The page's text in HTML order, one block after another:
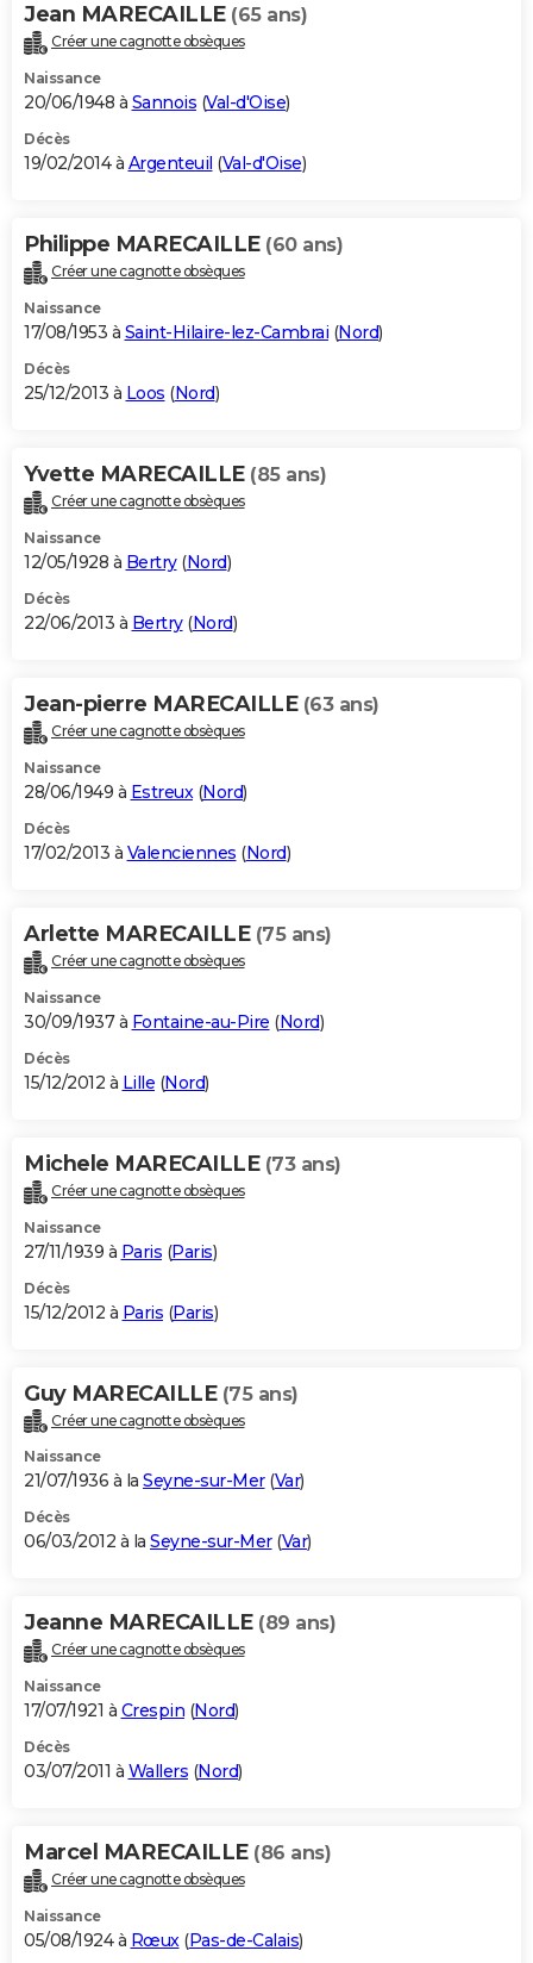
Jean MARECAILLE (65 ans)
Créer une cagnotte obsèques
Naissance
20/06/1948 à Sannois (Val-d'Oise)
Décès
19/02/2014 à Argenteuil (Val-d'Oise)
Philippe MARECAILLE (60 ans)
Créer une cagnotte obsèques
Naissance
17/08/1953 à Saint-Hilaire-lez-Cambrai (Nord)
Décès
25/12/2013 à Loos (Nord)
Yvette MARECAILLE (85 ans)
Créer une cagnotte obsèques
Naissance
12/05/1928 à Bertry(Nord)
Décès
22/06/2013 à Bertry(Nord)
Jean-pierre MARECAILLE (63 ans)
Créer une cagnotte obsèques
Naissance
28/06/1949 à Estreux(Nord)
Décès
17/02/2013 à Valenciennes (Nord)
Arlette MARECAILLE (75 ans)
Créer une cagnotte obsèques
Naissance
30/09/1937 à Fontaine-au-Pire (Nord)
Décès
15/12/2012 à Lille (Nord)
Michele MARECAILLE (73 ans)
Créer une cagnotte obsèques
Naissance
27/11/1939 à Paris (Paris)
Décès
15/12/2012 à Paris (Paris)
Guy MARECAILLE (75 ans)
Créer une cagnotte obsèques
Naissance
21/07/1936 à la Seyne-sur-Mer(Var)
Décès
06/03/2012 à la Seyne-sur-Mer(Var)
Jeanne MARECAILLE (89 ans)
Créer une cagnotte obsèques
Naissance
17/07/1921 à Crespin (Nord)
Décès
03/07/2011 à Wallers (Nord)
Marcel MARECAILLE (86 ans)
Créer une cagnotte obsèques
Naissance
05/08/1924 à Rœux(Pas-de-Calais)